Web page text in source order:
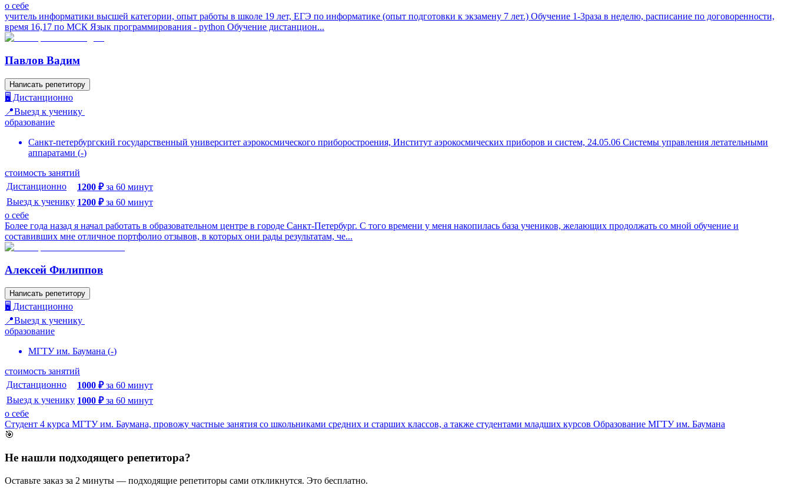
о себе
учитель информатики высшей категории, опыт работы в школе 19 лет, ЕГЭ по информатике (опыт подготовки к экзамену 7 лет.) Обучение 1-3раза в неделю, расписание по договоренности,
время 16,17 по МСК Язык программирования - python Обучение дистанцион...
Павлов Вадим
Написать репетитору
🖥️ Дистанционно
📍Выезд к ученику
образование
Санкт-петербургский государственный университет аэрокосмического приборостроения, Институт аэрокосмических приборов и систем, 24.05.06 Системы управления летательными
аппаратами (-)
стоимость занятий
Дистанционно
1200 ₽ за 60 минут
Выезд к ученику 1200 ₽ за 60 минут
о себе
Более года назад я начал работать в образовательном центре в городе Санкт-Петербург. С того времени у меня накопилась база учеников, желающих продолжать со мной обучение и
составивших мне отличное портфолио отзывов, в которых они рады результатам, че...
Алексей Филиппов
Написать репетитору
🖥️ Дистанционно
📍Выезд к ученику
образование
МГТУ им. Баумана (-)
стоимость занятий
Дистанционно
1000 ₽ за 60 минут
Выезд к ученику 1000 ₽ за 60 минут
о себе
Студент 4 курса МГТУ им. Баумана, провожу частные занятия со школьниками средних и старших классов, а также студентами младших курсов Образование МГТУ им. Баумана
🎯
Не нашли подходящего репетитора?
Оставьте заказ за 2 минуты — подходящие репетиторы сами откликнутся. Это бесплатно.